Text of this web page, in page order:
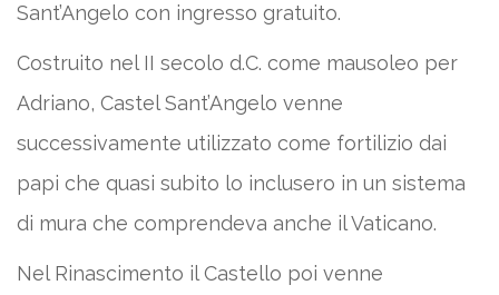
Sant’Angelo con ingresso gratuito.
Costruito nel II secolo d.C. come mausoleo per
Adriano, Castel Sant’Angelo venne
successivamente utilizzato come fortilizio dai
papi che quasi subito lo inclusero in un sistema
di mura che comprendeva anche il Vaticano.
Nel Rinascimento il Castello poi venne